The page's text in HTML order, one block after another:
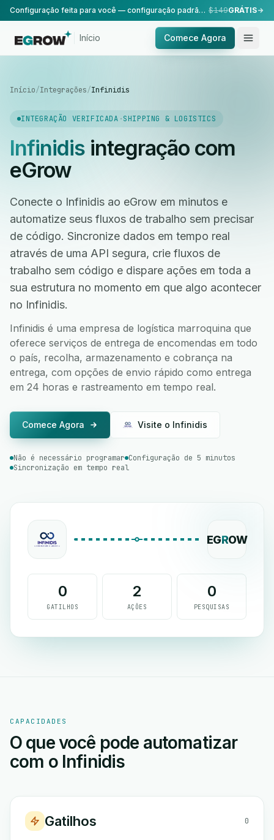
Configuração feita para você — configuração padrão, realizada pela nossa equipe. $149GRÁTIS
Início Comece Agora
Início/Integrações/Infinidis
INTEGRAÇÃO VERIFICADA ·SHIPPING & LOGISTICS
Infinidisintegração com
eGrow
Conecte o Infinidis ao eGrow em minutos e
automatize seus fluxos de trabalho sem precisar
de código. Sincronize dados em tempo real
através de uma API segura, crie fluxos de
trabalho sem código e dispare ações em toda a
sua estrutura no momento em que algo acontecer
no Infinidis.
Infinidis é uma empresa de logística marroquina que
oferece serviços de entrega de encomendas em todo
o país, recolha, armazenamento e cobrança na
entrega, com opções de envio rápido como entrega
em 24 horas e rastreamento em tempo real.
Comece Agora Visite o Infinidis
Não é necessário programar Configuração de 5 minutos
Sincronização em tempo real
EGROW
0
GATILHOS
2
AÇÕES
0
PESQUISAS
CAPACIDADES
O que você pode automatizar
com o Infinidis
Gatilhos 0